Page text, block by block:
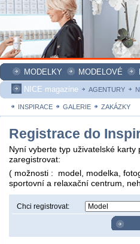
MODELKY MODELOVÉ
NICE magazine
AGENTURY
INSPIRACE GALERIE ZAKÁZKY
Registrace do
Nyní vyberte typ uživatelské
zaregistrovat:
( možnosti : model, modelka,
sportovní a relaxační centrum,
Chci registrovat: